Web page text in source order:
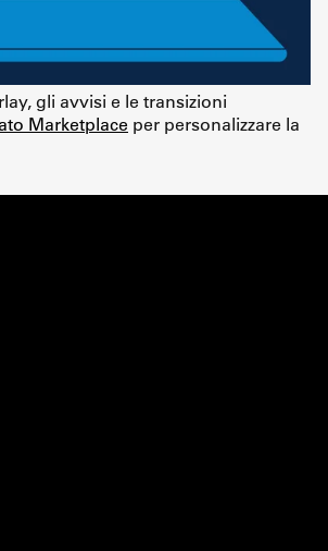
gli avvisi e le transizioni
Marketplace per personalizzare la